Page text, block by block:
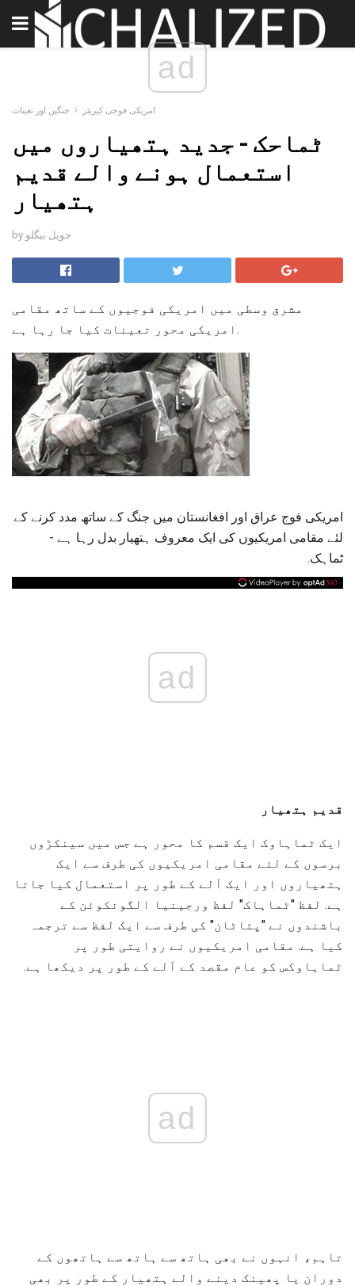
ad
امریکی فوجی کیریئر جنگیں اور تعینات
ٹماحک - جدید ہتھیاروں میں
استعمال ہونے والے قدیم
ہتھیار
by جویل بیگلو
مشرق وسطی میں امریکی فوجیوں کے ساتھ مقامی
امریکی محور تعینات کیا جا رہا ہے.
امریکی فوج عراق اور افغانستان میں جنگ کے ساتھ مدد کرنے کے
لئے مقامی امریکیوں کی ایک معروف ہتھیار بدل رہا ہے -
ٹماہک.
ad
قدیم ہتھیار
ایک ٹماہاوک ایک قسم کا محور ہے جس میں سینکڑوں
برسوں کے لئے مقامی امریکیوں کی طرف سے ایک
ہتھیاروں اور ایک آلے کے طور پر استعمال کیا جاتا
ہے. لفظ "ٹماہاک" لفظ ورجینیا الگونکوئن کے
باشندوں نے "پتاٹان" کی طرف سے ایک لفظ سے ترجمہ
کیا ہے. مقامی امریکیوں نے روایتی طور پر
ٹماہاوکس کو عام مقصد کے آلے کے طور پر دیکھا ہے.
ad
تاہم، انہوں نے بھی ہاتھ سے ہاتھ سے ہاتھوں کے
دوران یا پھینک دینے والے ہتھیار کے طور پر بھی